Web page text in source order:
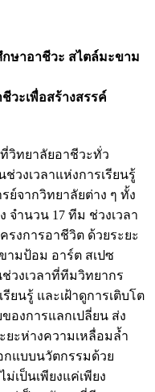
ษาอาชีวะ สไตล์มะขาม
วะเพื่อสร้างสรรค์
วิทยาลัยอาชีวะทั่ว
วงเวลาแห่งการเรียนรู้
ย์จากวิทยาลัยต่าง ๆ ทั้ง
จำนวน 17 ทีม ช่วงเวลา
งการอาชีวิต ด้วยระยะ
ามป้อม อาร์ต สเปซ
ช่วงเวลาที่ทีมวิทยากร
ยนรู้ และเฝ้าดูการเติบโต
องการแลกเปลี่ยน ส่ง
ยะห่างความเหลื่อมล้ำ
กแบบนวัตกรรมด้วย
ม่เป็นเพียงแค่เพียง